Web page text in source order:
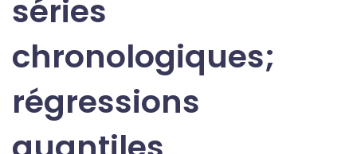
séries
chronologiques;
régressions